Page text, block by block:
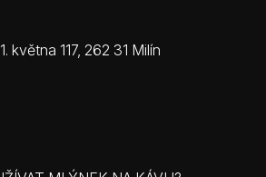
května 117, 262 31 Milín